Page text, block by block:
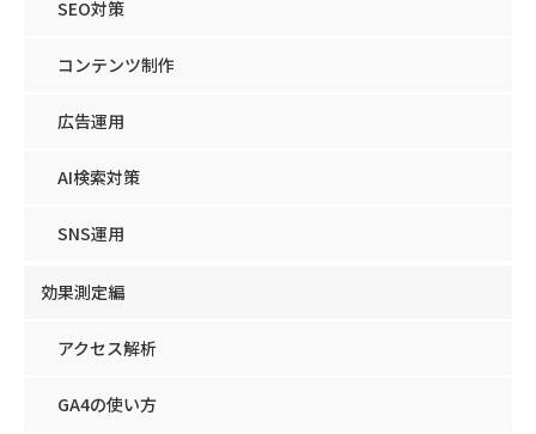
SEO対策
コンテンツ制作
広告運用
AI検索対策
SNS運用
効果測定編
アクセス解析
GA4の使い方